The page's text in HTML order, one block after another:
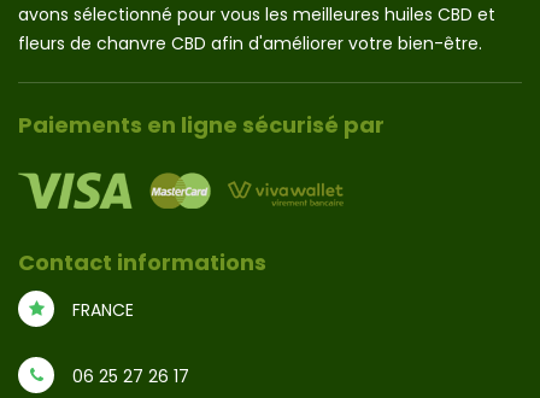
avons sélectionné pour vous les meilleures huiles CBD et
fleurs de chanvre CBD afin d'améliorer votre bien-être.
Paiements en ligne sécurisé par
Contact informations
FRANCE
06 25 27 26 17